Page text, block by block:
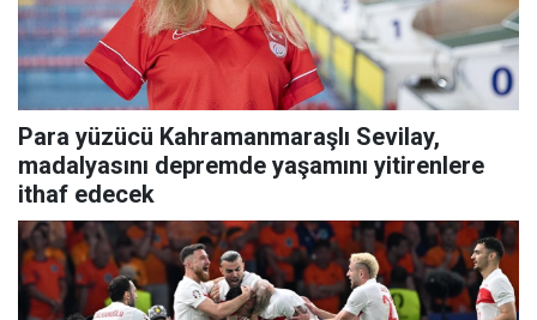
Para yüzücü Kahramanmaraşlı Sevilay,
madalyasını depremde yaşamını yitirenlere
ithaf edecek